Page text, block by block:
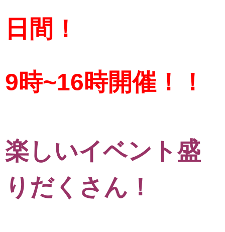
日間！
9時~16時開催！！
楽しいイベント盛
りだくさん！